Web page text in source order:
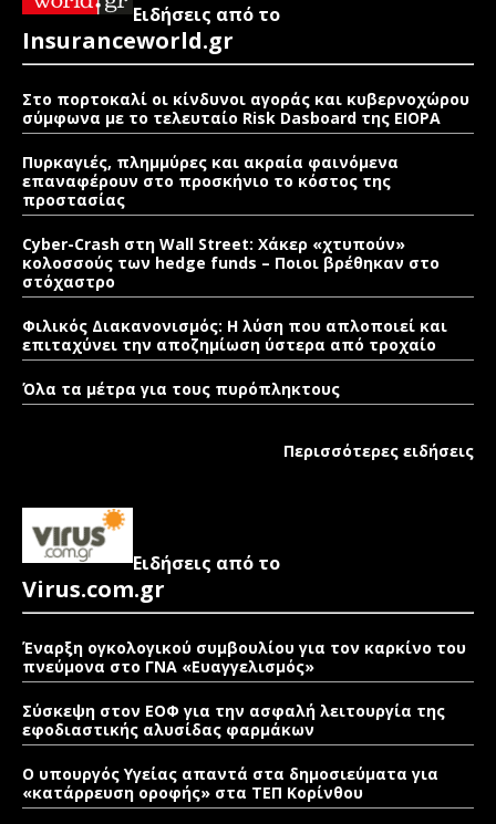
Ειδήσεις από το
Insuranceworld.gr
Στο πορτοκαλί οι κίνδυνοι αγοράς και κυβερνοχώρου
σύμφωνα με το τελευταίο Risk Dasboard της EIOPA
Πυρκαγιές, πλημμύρες και ακραία φαινόμενα
επαναφέρουν στο προσκήνιο το κόστος της
προστασίας
Cyber-Crash στη Wall Street: Χάκερ «χτυπούν»
κολοσσούς των hedge funds – Ποιοι βρέθηκαν στο
στόχαστρο
Φιλικός Διακανονισμός: Η λύση που απλοποιεί και
επιταχύνει την αποζημίωση ύστερα από τροχαίο
Όλα τα μέτρα για τους πυρόπληκτους
Περισσότερες ειδήσεις
Ειδήσεις από το
Virus.com.gr
Έναρξη ογκολογικού συμβουλίου για τον καρκίνο του
πνεύμονα στο ΓΝΑ «Ευαγγελισμός»
Σύσκεψη στον ΕΟΦ για την ασφαλή λειτουργία της
εφοδιαστικής αλυσίδας φαρμάκων
Ο υπουργός Υγείας απαντά στα δημοσιεύματα για
«κατάρρευση οροφής» στα ΤΕΠ Κορίνθου